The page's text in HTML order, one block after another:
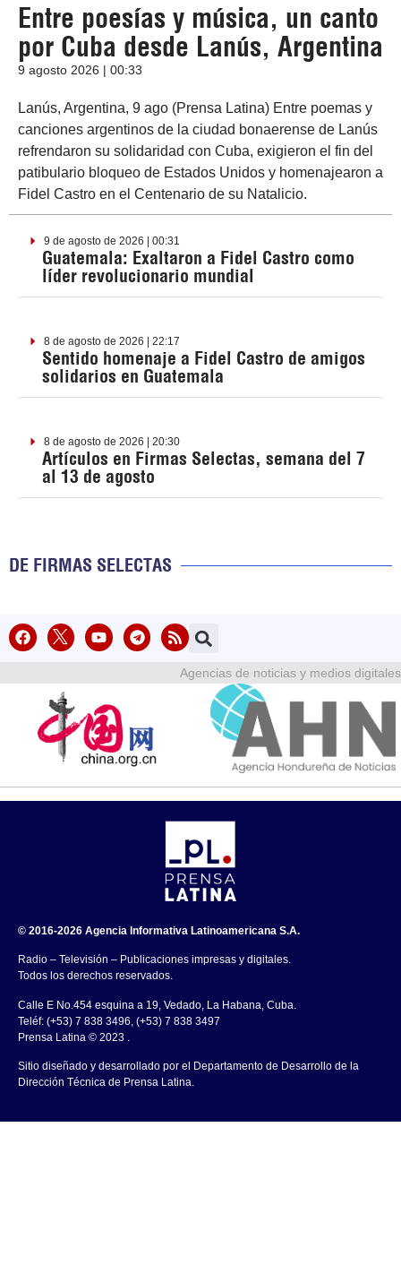
Entre poesías y música, un canto
por Cuba desde Lanús, Argentina
9 agosto 2026 | 00:33
Lanús, Argentina, 9 ago (Prensa Latina) Entre poemas y
canciones argentinos de la ciudad bonaerense de Lanús
refrendaron su solidaridad con Cuba, exigieron el fin del
patibulario bloqueo de Estados Unidos y homenajearon a
Fidel Castro en el Centenario de su Natalicio.
9 de agosto de 2026 | 00:31
Guatemala: Exaltaron a Fidel Castro como
líder revolucionario mundial
8 de agosto de 2026 | 22:17
Sentido homenaje a Fidel Castro de amigos
solidarios en Guatemala
8 de agosto de 2026 | 20:30
Artículos en Firmas Selectas, semana del 7
al 13 de agosto
DE FIRMAS SELECTAS
Agencias de noticias y medios digitales
© 2016-2026 Agencia Informativa Latinoamericana S.A.
Radio – Televisión – Publicaciones impresas y digitales.
Todos los derechos reservados.
Calle E No.454 esquina a 19, Vedado, La Habana, Cuba.
Teléf: (+53) 7 838 3496, (+53) 7 838 3497
Prensa Latina © 2023 .
Sitio diseñado y desarrollado por el Departamento de Desarrollo de la
Dirección Técnica de Prensa Latina.